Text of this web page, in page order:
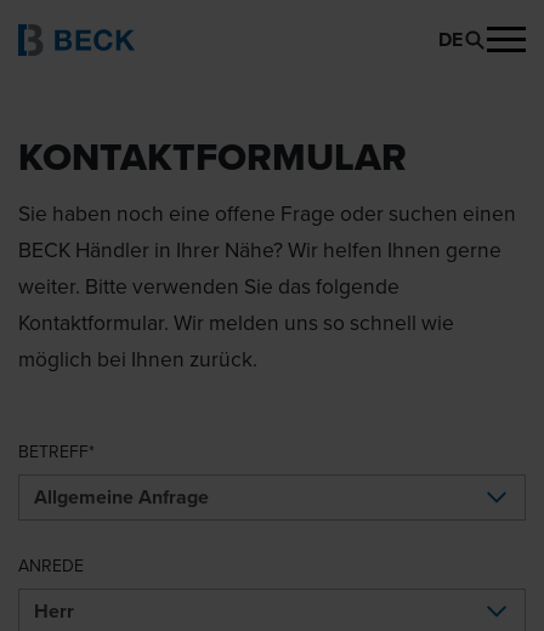
DE
KONTAKTFORMULAR
Sie haben noch eine offene Frage oder suchen einen
BECK Händler in Ihrer Nähe? Wir helfen Ihnen gerne
weiter. Bitte verwenden Sie das folgende
Kontaktformular. Wir melden uns so schnell wie
möglich bei Ihnen zurück.
BETREFF
ANREDE